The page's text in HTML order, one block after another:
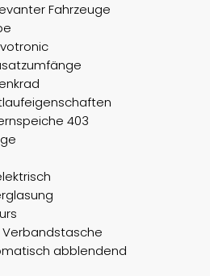
Fahrzeuge
403
abblendend